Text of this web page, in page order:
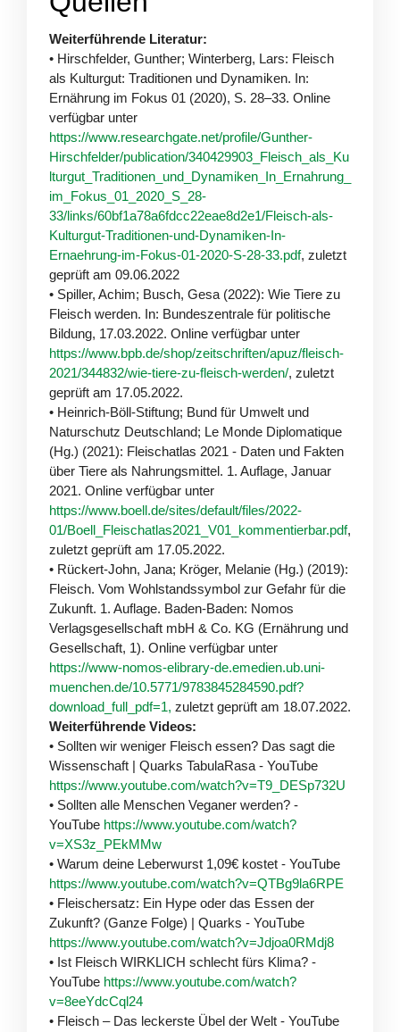
Weiterführende Literatur:
• Hirschfelder, Gunther; Winterberg, Lars: Fleisch
als Kulturgut: Traditionen und Dynamiken. In:
Ernährung im Fokus 01 (2020), S. 28–33. Online
verfügbar unter
https://www.researchgate.net/profile/Gunther-
Hirschfelder/publication/340429903_Fleisch_als_Ku
lturgut_Traditionen_und_Dynamiken_In_Ernahrung_
im_Fokus_01_2020_S_28-
33/links/60bf1a78a6fdcc22eae8d2e1/Fleisch-als-
Kulturgut-Traditionen-und-Dynamiken-In-
Ernaehrung-im-Fokus-01-2020-S-28-33.pdf, zuletzt
geprüft am 09.06.2022
• Spiller, Achim; Busch, Gesa (2022): Wie Tiere zu
Fleisch werden. In: Bundeszentrale für politische
Bildung, 17.03.2022. Online verfügbar unter
https://www.bpb.de/shop/zeitschriften/apuz/fleisch-
2021/344832/wie-tiere-zu-fleisch-werden/, zuletzt
geprüft am 17.05.2022.
• Heinrich-Böll-Stiftung; Bund für Umwelt und
Naturschutz Deutschland; Le Monde Diplomatique
(Hg.) (2021): Fleischatlas 2021 - Daten und Fakten
über Tiere als Nahrungsmittel. 1. Auflage, Januar
2021. Online verfügbar unter
https://www.boell.de/sites/default/files/2022-
01/Boell_Fleischatlas2021_V01_kommentierbar.pdf,
zuletzt geprüft am 17.05.2022.
• Rückert-John, Jana; Kröger, Melanie (Hg.) (2019):
Fleisch. Vom Wohlstandssymbol zur Gefahr für die
Zukunft. 1. Auflage. Baden-Baden: Nomos
Verlagsgesellschaft mbH & Co. KG (Ernährung und
Gesellschaft, 1). Online verfügbar unter
https://www-nomos-elibrary-de.emedien.ub.uni-
muenchen.de/10.5771/9783845284590.pdf?
download_full_pdf=1, zuletzt geprüft am 18.07.2022.
Weiterführende Videos:
• Sollten wir weniger Fleisch essen? Das sagt die
Wissenschaft | Quarks TabulaRasa - YouTube
https://www.youtube.com/watch?v=T9_DESp732U
• Sollten alle Menschen Veganer werden? -
YouTube https://www.youtube.com/watch?
v=XS3z_PEkMMw
• Warum deine Leberwurst 1,09€ kostet - YouTube
https://www.youtube.com/watch?v=QTBg9la6RPE
• Fleischersatz: Ein Hype oder das Essen der
Zukunft? (Ganze Folge) | Quarks - YouTube
https://www.youtube.com/watch?v=Jdjoa0RMdj8
• Ist Fleisch WIRKLICH schlecht fürs Klima? -
YouTube https://www.youtube.com/watch?
v=8eeYdcCql24
• Fleisch – Das leckerste Übel der Welt - YouTube